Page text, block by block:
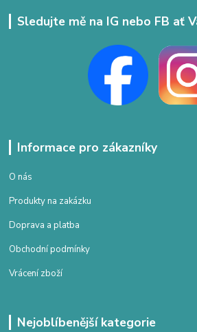
Sledujte mě na IG nebo FB ať
Informace pro zákazníky
O nás
Produkty na zakázku
Doprava a platba
Obchodní podmínky
Vrácení zboží
Nejoblíbenější kategorie